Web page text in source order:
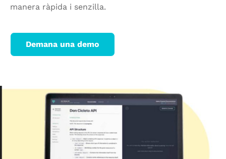
manera ràpida i senzilla.
Demana una demo